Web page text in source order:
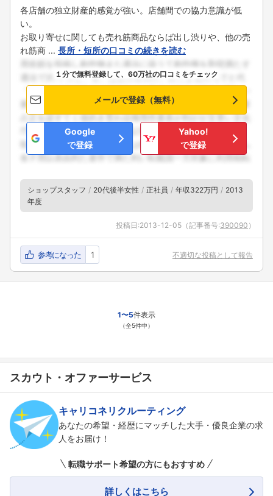
各店舗の独立財産的感覚が強い。店舗間での協力意識が低
い。
お取り寄せに関しても売れ筋商品ならば出し渋りや、他の売
れ筋商 ... 長所・短所の口コミの続きを読む
１分で無料登録して、60万社の口コミをチェック
メールで登録（無料）
Google
で登録
Yahoo!
で登録
ショップスタッフ 20代後半女性 正社員 年収322万円
2013
年度
投稿日:2013-12-05 （記事番号:390090 ）
参考になった 1 不適切な投稿として報告
1〜5件表示
（全5件中）
スカウト・オファーサービス
キャリコネリクルーティング
あなたの希望・経歴にマッチした大手・優良企業の求
人をお届け！
転職サポート希望の方にもおすすめ
詳しくはこちら